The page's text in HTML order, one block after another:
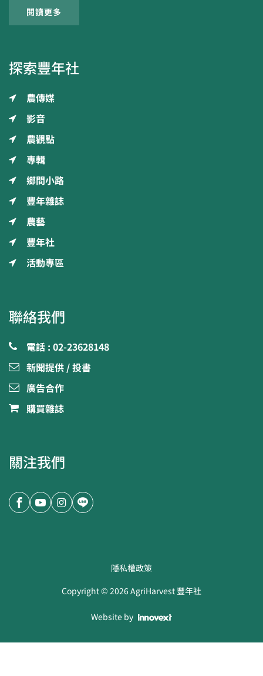
閱讀更多
探索豐年社
農傳媒
影音
農觀點
專輯
鄉間小路
豐年雜誌
農藝
豐年社
活動專區
聯絡我們
電話 : 02-23628148
新聞提供 / 投書
廣告合作
購買雜誌
關注我們
隱私權政策
Copyright ©2026AgriHarvest 豐年社
Website by